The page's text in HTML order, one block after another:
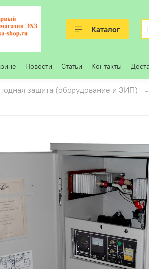
Каталог
Новости Статьи Контакты
защита (оборудование и ЗИП)